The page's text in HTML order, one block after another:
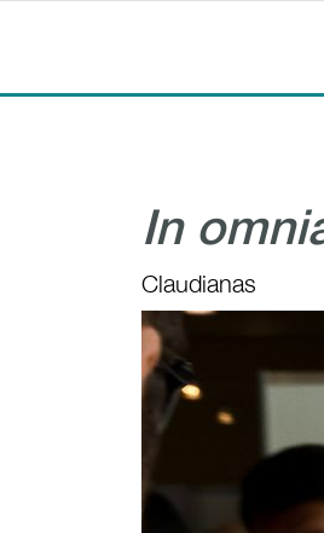
In
Claudianas